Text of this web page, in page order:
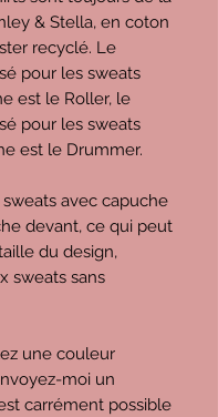
& Stella, en coton
recyclé. Le
pour les sweats
est le Roller, le
pour les sweats
est le Drummer.
avec capuche
devant, ce qui peut
du design,
sweats sans
une couleur
moi un
carrément possible